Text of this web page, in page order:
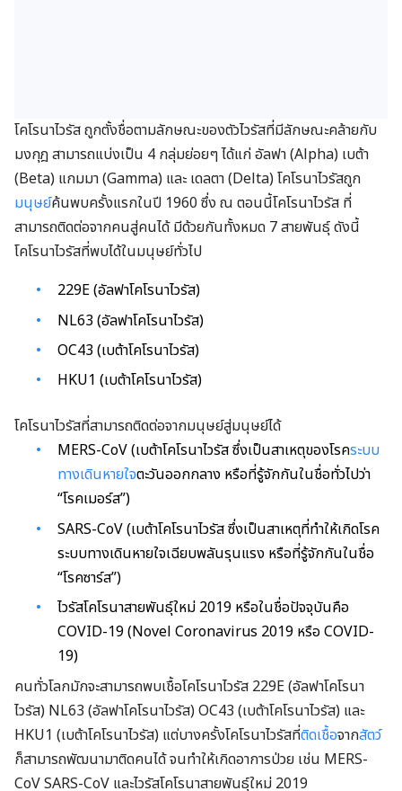
โคโรนาไวรัส ถูกตั้งชื่อตามลักษณะของตัวไวรัสที่มีลักษณะคล้ายกับ
มงกุฎ สามารถแบ่งเป็น 4 กลุ่มย่อยๆ ได้แก่ อัลฟา (Alpha) เบต้า
(Beta) แกมมา (Gamma) และ เดลตา (Delta) โคโรนาไวรัสถูก
มนุษย์ค้นพบครั้งแรกในปี 1960 ซึ่ง ณ ตอนนี้โคโรนาไวรัส ที่
สามารถติดต่อจากคนสู่คนได้ มีด้วยกันทั้งหมด 7 สายพันธุ์ ดังนี้
โคโรนาไวรัสที่พบได้ในมนุษย์ทั่วไป
229E (อัลฟาโคโรนาไวรัส)
NL63 (อัลฟาโคโรนาไวรัส)
OC43 (เบต้าโคโรนาไวรัส)
HKU1 (เบต้าโคโรนาไวรัส)
โคโรนาไวรัสที่สามารถติดต่อจากมนุษย์สู่มนุษย์ได้
MERS-CoV (เบต้าโคโรนาไวรัส ซึ่งเป็นสาเหตุของโรคระบบ
ทางเดินหายใจตะวันออกกลาง หรือที่รู้จักกันในชื่อทั่วไปว่า
“โรคเมอร์ส”)
SARS-CoV (เบต้าโคโรนาไวรัส ซึ่งเป็นสาเหตุที่ทำให้เกิดโรค
ระบบทางเดินหายใจเฉียบพลันรุนแรง หรือที่รู้จักกันในชื่อ
“โรคซาร์ส”)
ไวรัสโคโรนาสายพันธุ์ใหม่ 2019 หรือในชื่อปัจจุบันคือ
COVID-19 (Novel Coronavirus 2019 หรือ COVID-
19)
คนทั่วโลกมักจะสามารถพบเชื้อโคโรนาไวรัส 229E (อัลฟาโคโรนา
ไวรัส) NL63 (อัลฟาโคโรนาไวรัส) OC43 (เบต้าโคโรนาไวรัส) และ
HKU1 (เบต้าโคโรนาไวรัส) แต่บางครั้งโคโรนาไวรัสที่ติดเชื้อจากสัตว์
ก็สามารถพัฒนามาติดคนได้ จนทำให้เกิดอาการป่วย เช่น MERS-
CoV SARS-CoV และไวรัสโคโรนาสายพันธุ์ใหม่ 2019